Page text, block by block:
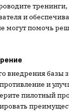
тренинги,
и
могут помочь
внедрения базы
и
пилотный